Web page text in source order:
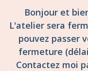
Bonjour et
L'atelier sera
pouvez passer
fermeture
Contactez moi